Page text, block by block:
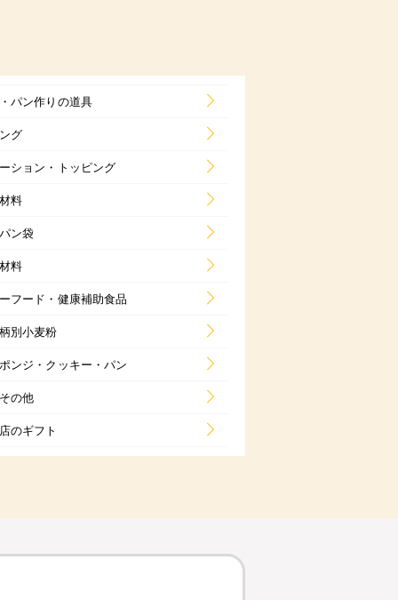
パン作りの道具
グ
ション・トッピング
料
ン袋
料
フード・健康補助食品
別小麦粉
ンジ・クッキー・パン
の他
のギフト